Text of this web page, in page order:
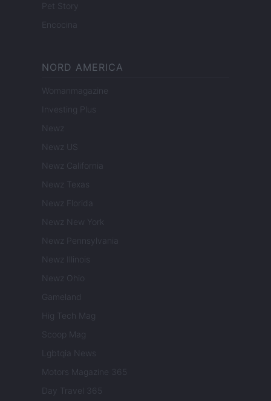
Pet Story
Encocina
NORD AMERICA
Womanmagazine
Investing Plus
Newz
Newz US
Newz California
Newz Texas
Newz Florida
Newz New York
Newz Pennsylvania
Newz Illinois
Newz Ohio
Gameland
Hig Tech Mag
Scoop Mag
Lgbtqia News
Motors Magazine 365
Day Travel 365